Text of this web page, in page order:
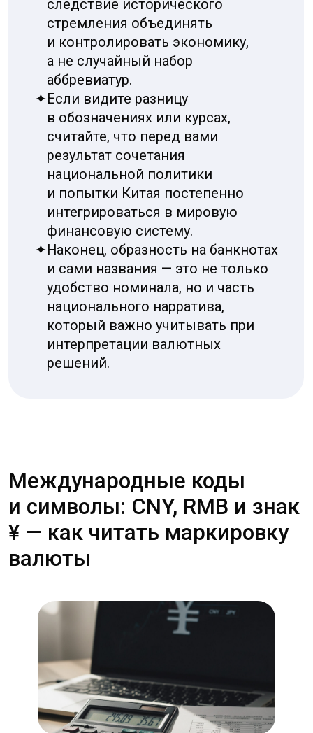
В мобильных приложениях и на сайтах
обращайте внимание на локализацию и
флаги рядом с суммой — они подсказку
дают чаще, чем кажется.
При переводе или в договоре всегда
указывайте ISO‑код — это юридически
корректно и исключает
двусмысленность.
Небольшая таблица, которая быстро
показывает ключевые отличия для
сравнения при взгляде на сумму:
Несколько рабочих правил для реальных
ситуаций. В интернет‑магазинах
и на маркетплейсах переключайте
отображение цены на «показать код
переводе средств через банк указывайте
код и страну получателя. Если видите
котировку в новостях без кода, сверяйтесь
с основным заголовком или контекстом
публикации — там обычно скрыты
подсказки.
Такие простые приёмы избавят от ошибок:
не стоит полагаться на визуальный символ
один — проверка кода и формата числа